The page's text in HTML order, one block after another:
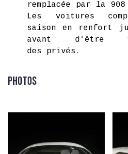
remplacée par la
Les voitures
saison en renfort
avant d'être
des privés.
Photos